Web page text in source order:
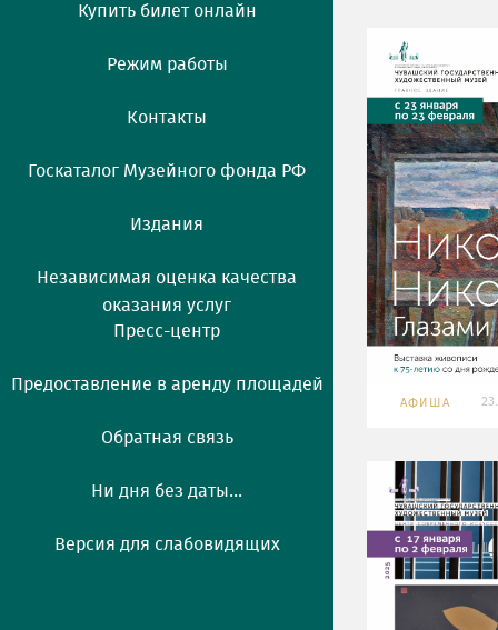
Купить билет онлайн
Режим работы
Контакты
Госкаталог Музейного фонда РФ
Издания
Независимая оценка качества
оказания услуг
Пресс-центр
Предоставление в аренду площадей
Обратная связь
Ни дня без даты...
Версия для слабовидящих
АФИША